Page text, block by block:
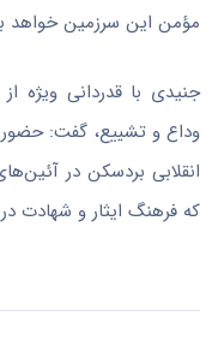
مؤمن این سرزمین خواهد
جنیدی با قدردانی ویژه
وداع و تشییع، گفت:
انقلابی بردسکن در
که فرهنگ ایثار و شهادت